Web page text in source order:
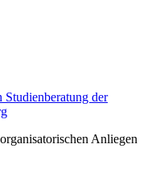
Anliegen